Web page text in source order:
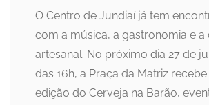
O Centro de Jundiaí já tem
com a música, a gastronomia e a
artesanal. No próximo dia 27 de
das 16h, a Praça da Matriz
edição do Cerveja na Barão,